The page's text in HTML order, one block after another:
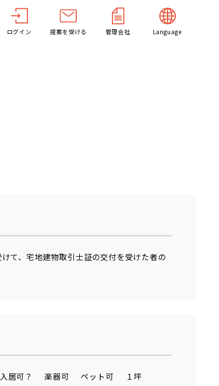
ログイン 提案を受ける 管理会社 Language
て、宅地建物取引士証の交付を受けた者の
居可？ 楽器可 ペット可 １坪